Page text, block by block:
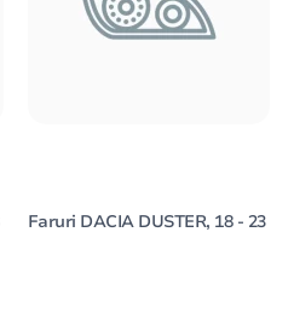
Faruri DACIA DUSTER, 18 - 23